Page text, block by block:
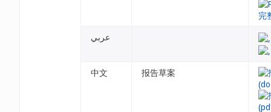
عربي
中文 报告草案